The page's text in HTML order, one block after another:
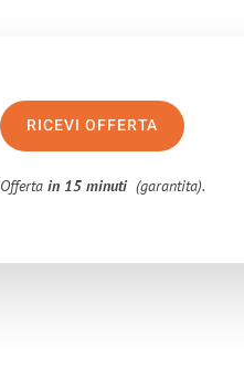
RICEVI OFFERTA
Offertain 15 minuti (garantita).